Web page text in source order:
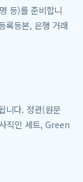
등)를 준비합니
록등본, 은행 거래
니다. 정관(원문
직인 세트, Green